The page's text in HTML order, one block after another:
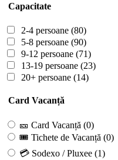
Capacitate
2-4 persoane (80)
5-8 persoane (90)
9-12 persoane (71)
13-19 persoane (23)
20+ persoane (14)
Card Vacanță
🎫 Card Vacanță (0)
🎟 Tichete de Vacanță (0)
💳 Sodexo / Pluxee (1)